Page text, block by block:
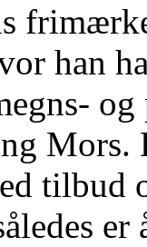
han
Mors.
tilbud
er